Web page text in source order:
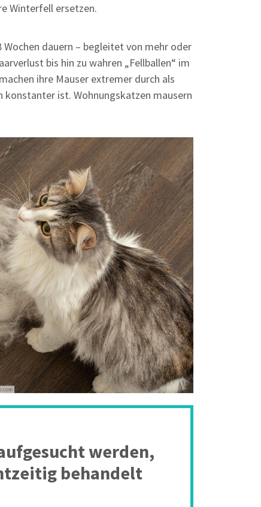
Winterfell ersetzen.
dauern – begleitet von mehr oder
bis hin zu wahren „Fellballen“ im
ihre Mauser extremer durch als
ist. Wohnungskatzen mausern
werden,
behandelt